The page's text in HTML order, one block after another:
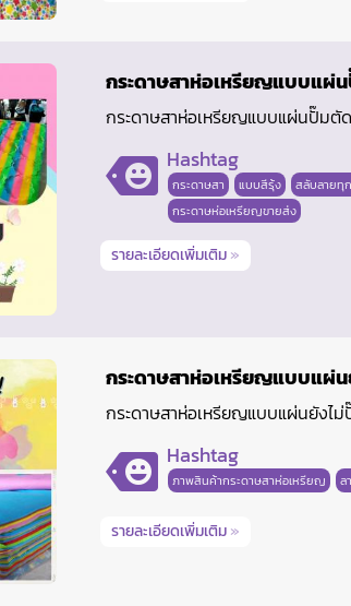
กระดาษสาห่อเหรียญแบบแผ่
กระดาษสาห่อเหรียญแบบแผ่นปั๊มตั
Hashtag
กระดาษสา แบบสีรุ้ง สลับลายทุ
กระดาษห่อเหรียญขายส่ง
รายละเอียดเพิ่มเติม»
กระดาษสาห่อเหรียญแบบแผ่
กระดาษสาห่อเหรียญแบบแผ่นยังไ
Hashtag
ภาพสินค้ากระดาษสาห่อเหรียญ ล
รายละเอียดเพิ่มเติม»